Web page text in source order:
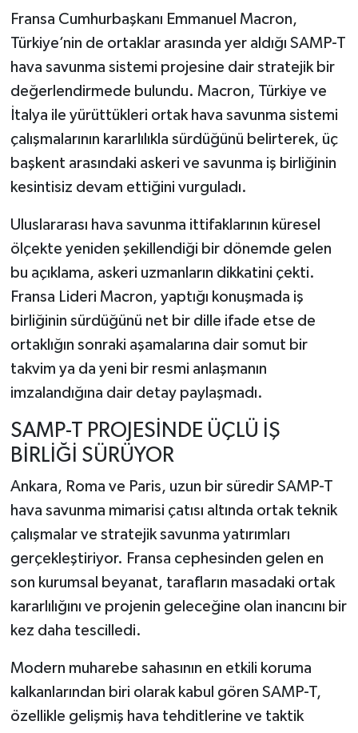
Fransa Cumhurbaşkanı Emmanuel Macron,
Türkiye’nin de ortaklar arasında yer aldığı SAMP-T
hava savunma sistemi projesine dair stratejik bir
değerlendirmede bulundu. Macron, Türkiye ve
İtalya ile yürüttükleri ortak hava savunma sistemi
çalışmalarının kararlılıkla sürdüğünü belirterek, üç
başkent arasındaki askeri ve savunma iş birliğinin
kesintisiz devam ettiğini vurguladı.
Uluslararası hava savunma ittifaklarının küresel
ölçekte yeniden şekillendiği bir dönemde gelen
bu açıklama, askeri uzmanların dikkatini çekti.
Fransa Lideri Macron, yaptığı konuşmada iş
birliğinin sürdüğünü net bir dille ifade etse de
ortaklığın sonraki aşamalarına dair somut bir
takvim ya da yeni bir resmi anlaşmanın
imzalandığına dair detay paylaşmadı.
SAMP-T PROJESİNDE ÜÇLÜ İŞ
BİRLİĞİ SÜRÜYOR
Ankara, Roma ve Paris, uzun bir süredir SAMP-T
hava savunma mimarisi çatısı altında ortak teknik
çalışmalar ve stratejik savunma yatırımları
gerçekleştiriyor. Fransa cephesinden gelen en
son kurumsal beyanat, tarafların masadaki ortak
kararlılığını ve projenin geleceğine olan inancını bir
kez daha tescilledi.
Modern muharebe sahasının en etkili koruma
kalkanlarından biri olarak kabul gören SAMP-T,
özellikle gelişmiş hava tehditlerine ve taktik